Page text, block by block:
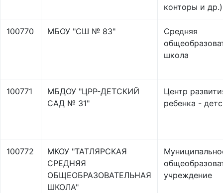
конторы и др.)
100770 МБОУ "СШ № 83"
Средняя
школа
100771
МБДОУ "ЦРР-ДЕТСКИЙ
САД № 31"
Центр
ребенка -
100772
МКОУ "ТАТЛЯРСКАЯ
СРЕДНЯЯ
ОБЩЕОБРАЗОВАТЕЛЬНАЯ
ШКОЛА"
учреждение